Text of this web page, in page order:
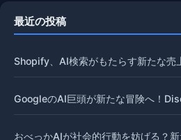
最近の投稿
Shopify、AI検索がもたらす新たな売
GoogleのAI巨頭が新たな冒険へ！
おべっかAIが社会的行動を妨げる？